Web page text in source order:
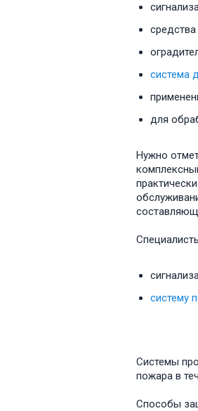
система
для
Нужно
систему
Системы
пожара в
Способы